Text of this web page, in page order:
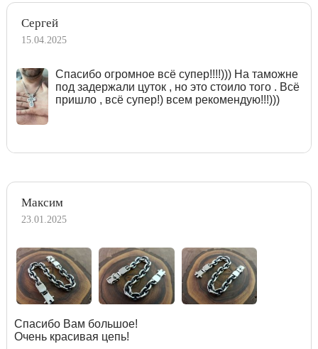
Сергей
15.04.2025
Спасибо огромное всё супер!!!!))) На таможне
под задержали цуток , но это стоило того . Всё
пришло , всё супер!) всем рекомендую!!!)))
Максим
23.01.2025
Спасибо Вам большое!
Очень красивая цепь!